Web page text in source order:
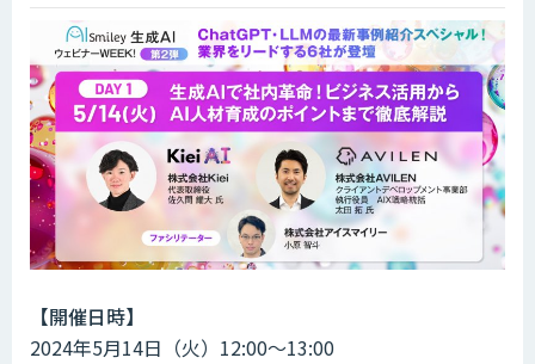
【開催日時】
2024年5月14日（火）12:00～13:00